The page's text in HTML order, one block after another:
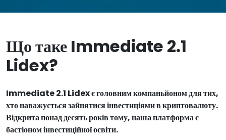
Що таке Immediate 2.1
Lidex?
Immediate 2.1 Lidex є головним компаньйоном для тих,
хто наважується зайнятися інвестиціями в криптовалюту.
Відкрита понад десять років тому, наша платформа є
бастіоном інвестиційної освіти.